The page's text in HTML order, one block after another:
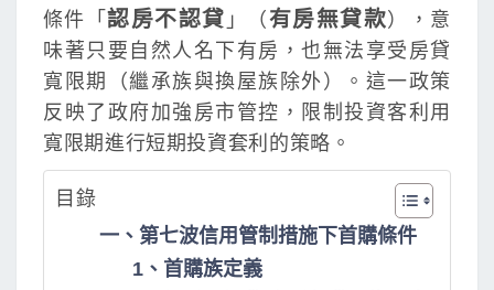
條件「認房不認貸 」（ 有房無貸款），意
味著只要自然人名下有房，也無法享受房貸
寬限期（繼承族與換屋族除外）。這一政策
反映了政府加強房市管控，限制投資客利用
寬限期進行短期投資套利的策略。
目錄
一、第七波信用管制措施下首購條件
1、首購族定義